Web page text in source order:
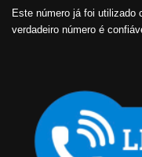
Este número já foi utilizado
verdadeiro número é